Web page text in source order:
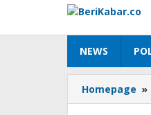
konten
NEWS
Homepage »